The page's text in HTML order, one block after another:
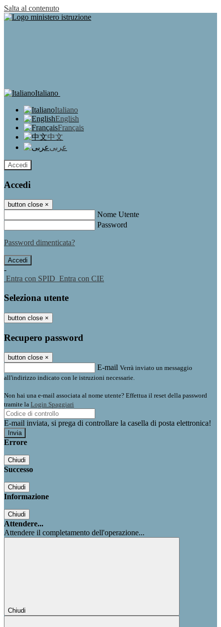
Salta al contenuto
Italiano
Italiano
English
Français
中文
عربى
Accedi
Accedi
button close ×
Nome Utente
Password
Password dimenticata?
-
Entra con SPID Entra con CIE
Seleziona utente
button close ×
Recupero password
button close ×
E-mail Verrà inviato un messaggio
all'indirizzo indicato con le istruzioni necessarie.
Non hai una e-mail associata al nome utente? Effettua il reset della password
tramite la Login Spaggiari
E-mail inviata, si prega di controllare la casella di posta elettronica!
Errore
Chiudi
Successo
Chiudi
Informazione
Chiudi
Attendere...
Attendere il completamento dell'operazione...
Chiudi